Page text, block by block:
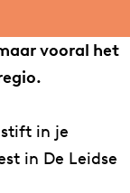
vooral het
in je
in De Leidse